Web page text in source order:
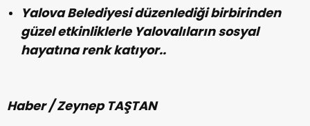
Yalova Belediyesi düzenlediği birbirinden
güzel etkinliklerle Yalovalıların sosyal
hayatına renk katıyor..
Haber / Zeynep TAŞTAN